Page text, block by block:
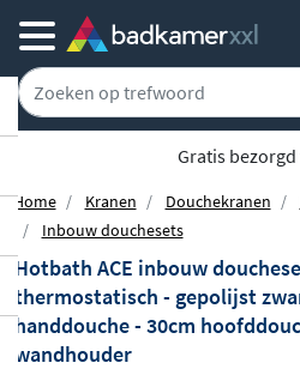
Gratis bezorgd
Home Kranen Douchekranen
Inbouw douchesets
Hotbath ACE inbouw
thermostatisch - gepolijst
handdouche - 30cm
wandhouder